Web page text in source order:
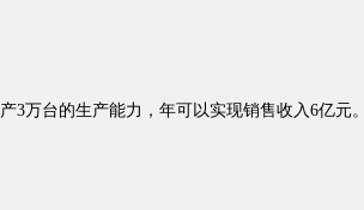
产3万台的生产能力，年可以实现销售收入6亿元。